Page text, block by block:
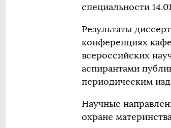
специальности
Результаты
конференциях
всероссийских
аспирантами
периодическим
Научные
охране